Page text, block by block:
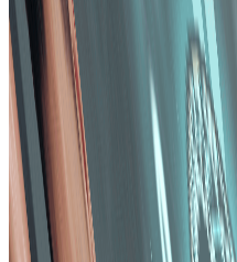
Management îmbunătățit
Bazele de date
bună evaluare și selecție
urmărire a performanței
standarde ridicate de